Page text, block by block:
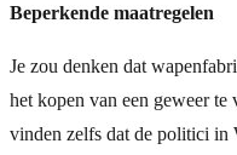
Beperkende maatregelen
Je zou denken dat
het kopen van een geweer te
vinden zelfs dat de politici in